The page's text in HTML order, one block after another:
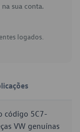
sua conta.
logados.
código 5C7-
VW genuínas